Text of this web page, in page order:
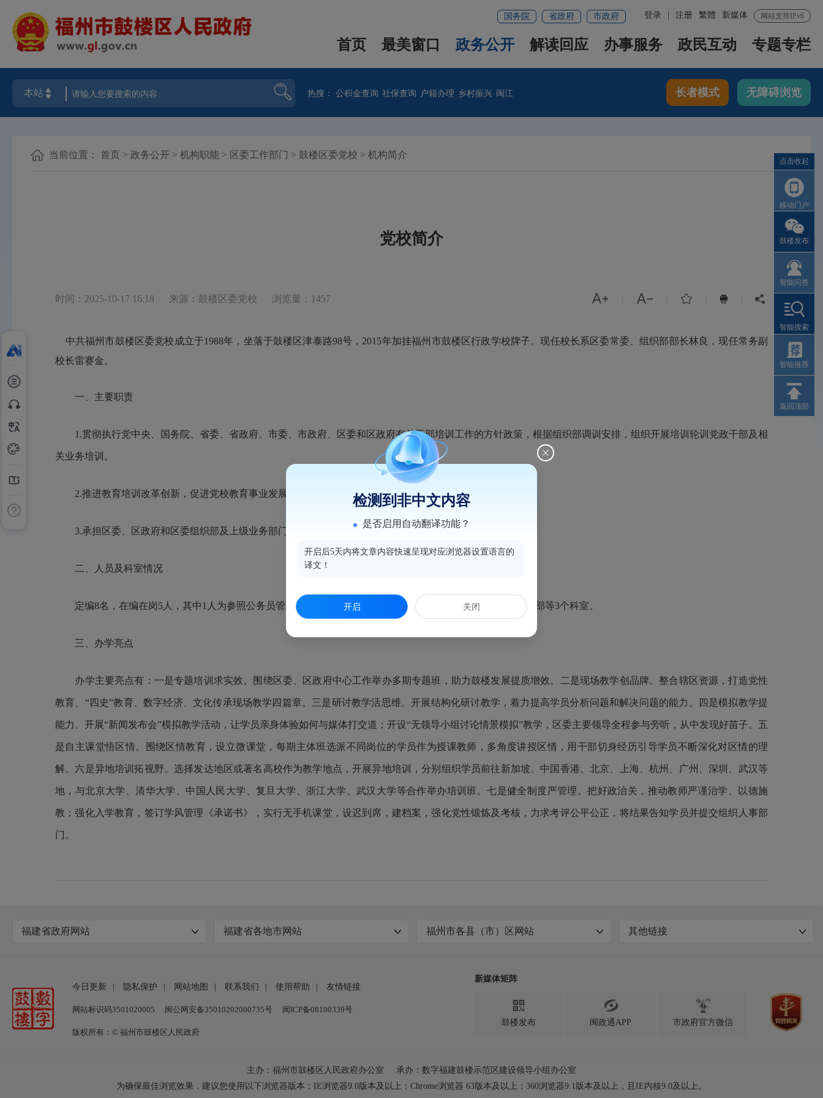
网站支持IPv6
新媒体
繁體
登录 注册
国务院 省政府 市政府
首页 最美窗口 政务公开 解读回应 办事服务 政民互动 专题专栏
热搜：公积金查询 社保查询 户籍办理 乡村振兴 闽江 长者模式 无障碍浏览
当前位置： 首页 > 政务公开 > 机构职能 > 区委工作部门 > 鼓楼区委党校 > 机构简介
党校简介
时间：2025-10-17 16:18 来源：鼓楼区委党校 浏览量：1457     
中共福州市鼓楼区委党校成立于1988年，坐落于鼓楼区津泰路98号，2015年加挂福州市鼓楼区行政学校牌子。现任校长系区委常委、组织部部长林良，现任常务副
校长雷赛金。
一、主要职责
1.贯彻执行党中央、国务院、省委、省政府、市委、市政府、区委和区政府有关干部培训工作的方针政策，根据组织部调训安排，组织开展培训轮训党政干部及相
关业务培训。
2.推进教育培训改革创新，促进党校教育事业发展。
3.承担区委、区政府和区委组织部及上级业务部门交办的其他事项。
二、人员及科室情况
定编8名，在编在岗5人，其中1人为参照公务员管理事业编制，4人为全民事业编制。设办公室、教务处、班部等3个科室。
三、办学亮点
办学主要亮点有：一是专题培训求实效。围绕区委、区政府中心工作举办多期专题班，助力鼓楼发展提质增效。二是现场教学创品牌。整合辖区资源，打造党性
教育、“四史”教育、数字经济、文化传承现场教学四篇章。三是研讨教学活思维。开展结构化研讨教学，着力提高学员分析问题和解决问题的能力。四是模拟教学提
能力。开展“新闻发布会”模拟教学活动，让学员亲身体验如何与媒体打交道；开设“无领导小组讨论情景模拟”教学，区委主要领导全程参与旁听，从中发现好苗子。五
是自主课堂悟区情。围绕区情教育，设立微课堂，每期主体班选派不同岗位的学员作为授课教师，多角度讲授区情，用干部切身经历引导学员不断深化对区情的理
解。六是异地培训拓视野。选择发达地区或著名高校作为教学地点，开展异地培训，分别组织学员前往新加坡、中国香港、北京、上海、杭州、广州、深圳、武汉等
地，与北京大学、清华大学、中国人民大学、复旦大学、浙江大学、武汉大学等合作举办培训班。七是健全制度严管理。把好政治关，推动教师严谨治学、以德施
教；强化入学教育，签订学风管理《承诺书》，实行无手机课堂，设迟到席，建档案，强化党性锻炼及考核，力求考评公平公正，将结果告知学员并提交组织人事部
门。
福建省政府网站 福建省各地市网站 福州市各县（市）区网站 其他链接
今日更新 隐私保护 网站地图 联系我们 使用帮助 友情链接
网站标识码3501020005 闽公网安备35010202000735号 闽ICP备08100339号
版权所有：© 福州市鼓楼区人民政府
新媒体矩阵

鼓楼发布

闽政通APP 市政府官方微信
主办：福州市鼓楼区人民政府办公室
承办：数字福建鼓楼示范区建设领导小组办公室
为确保最佳浏览效果，建议您使用以下浏览器版本：IE浏览器9.0版本及以上； Chrome浏览器 63版本及以上；360浏览器9.1版本及以上，且IE内核9.0及以上。
点击收起
移动门户
鼓楼发布
智能问答
智能搜索
智能推荐
返回顶部
检测到非中文内容
是否启用自动翻译功能？
开启后5天内将文章内容快速呈现对应浏览器设置语言的
译文！
开启 关闭